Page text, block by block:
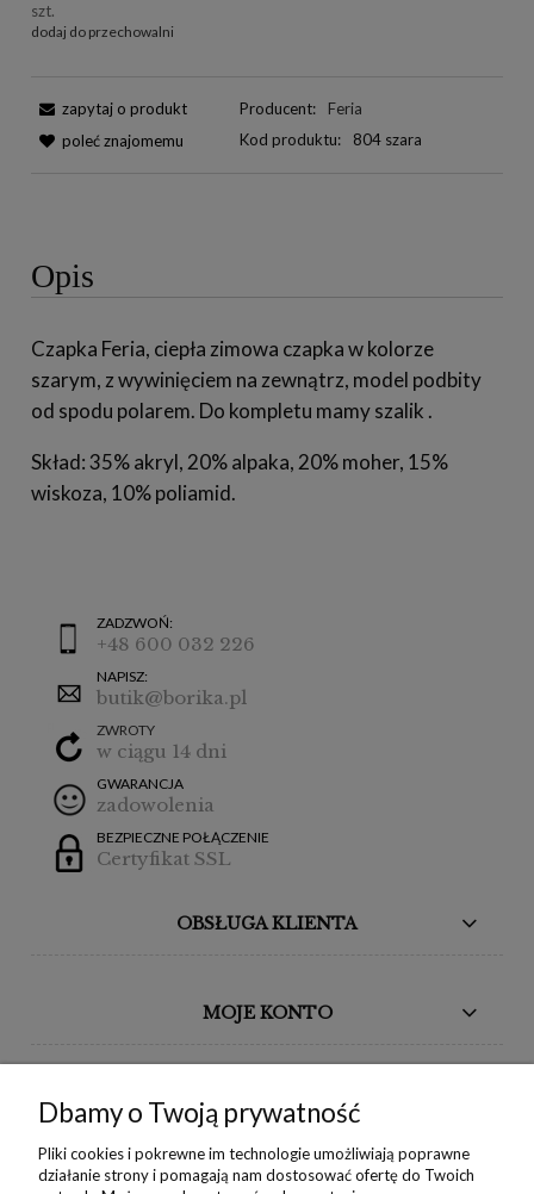
szt.
dodaj do przechowalni
Producent:
Feria
Kod produktu:
804 szara
zapytaj o produkt
poleć znajomemu
Opis
Czapka Feria, ciepła zimowa czapka w kolorze
szarym, z wywinięciem na zewnątrz, model podbity
od spodu polarem. Do kompletu mamy szalik .
Skład: 35% akryl, 20% alpaka, 20% moher, 15%
wiskoza, 10% poliamid.
ZADZWOŃ:
+48 600 032 226
NAPISZ:
butik@borika.pl
ZWROTY
w ciągu 14 dni
GWARANCJA
zadowolenia
BEZPIECZNE POŁĄCZENIE
Certyfikat SSL
OBSŁUGA KLIENTA
MOJE KONTO
BORIKA DESIGN
MONIKA BORAK
Dbamy o Twoją prywatność
Pliki cookies i pokrewne im technologie umożliwiają poprawne
działanie strony i pomagają nam dostosować ofertę do Twoich